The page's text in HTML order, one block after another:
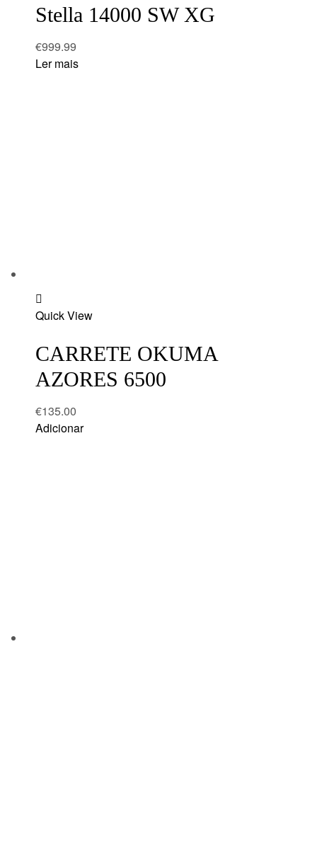
Stella 14000 SW XG
€999.99
Ler mais
to
Quick View
CARRETE OKUMA
AZORES 6500
€135.00
Adicionar